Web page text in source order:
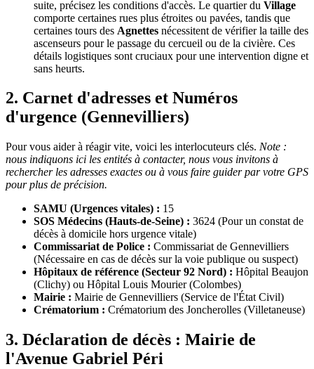
suite, précisez les conditions d'accès. Le quartier du Village
comporte certaines rues plus étroites ou pavées, tandis que
certaines tours des Agnettes nécessitent de vérifier la taille des
ascenseurs pour le passage du cercueil ou de la civière. Ces
détails logistiques sont cruciaux pour une intervention digne et
sans heurts.
2. Carnet d'adresses et Numéros
d'urgence (Gennevilliers)
Pour vous aider à réagir vite, voici les interlocuteurs clés. Note :
nous indiquons ici les entités à contacter, nous vous invitons à
rechercher les adresses exactes ou à vous faire guider par votre GPS
pour plus de précision.
SAMU (Urgences vitales) : 15
SOS Médecins (Hauts-de-Seine) : 3624 (Pour un constat de
décès à domicile hors urgence vitale)
Commissariat de Police : Commissariat de Gennevilliers
(Nécessaire en cas de décès sur la voie publique ou suspect)
Hôpitaux de référence (Secteur 92 Nord) : Hôpital Beaujon
(Clichy) ou Hôpital Louis Mourier (Colombes)
Mairie : Mairie de Gennevilliers (Service de l'État Civil)
Crématorium : Crématorium des Joncherolles (Villetaneuse)
3. Déclaration de décès : Mairie de
l'Avenue Gabriel Péri